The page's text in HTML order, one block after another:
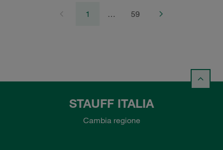
1 … 59
STAUFF ITALIA
Cambia regione